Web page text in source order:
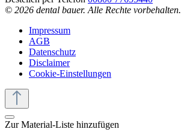
© 2026 dental bauer. Alle Rechte vorbehalten.
Impressum
AGB
Datenschutz
Disclaimer
Cookie-Einstellungen
Zur Material-Liste hinzufügen